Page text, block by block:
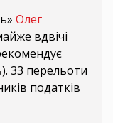
Олег
вдвічі
33 перельоти
податків